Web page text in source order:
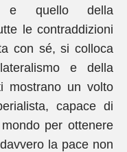
e quello della
le contraddizioni
con sé, si colloca
e della
mostrano un volto
capace di
per ottenere
la pace non